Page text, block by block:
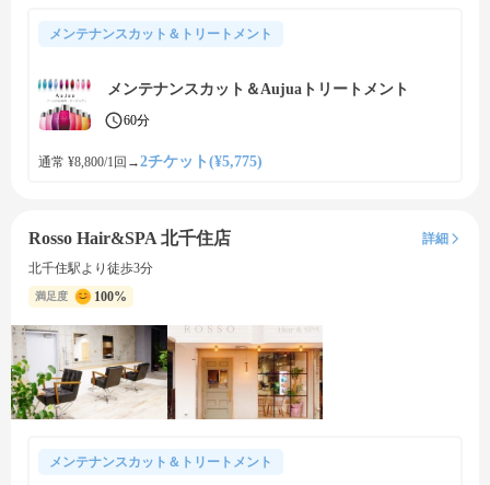
メンテナンスカット＆トリートメント
メンテナンスカット＆Aujuaトリートメント
60分
通常 ¥8,800/1回 →2チケット(¥5,775)
Rosso Hair&SPA 北千住店
詳細
北千住駅より徒歩3分
満足度 100%
メンテナンスカット＆トリートメント